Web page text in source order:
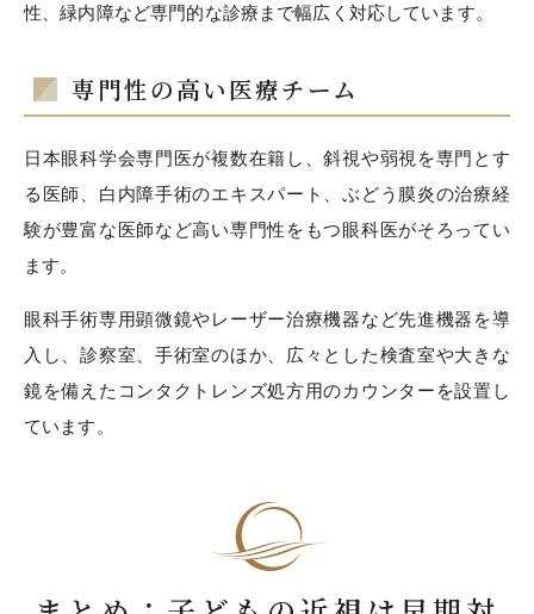
性、緑内障など専門的な診療まで幅広く対応しています。
専門性の高い医療チーム
日本眼科学会専門医が複数在籍し、斜視や弱視を専門とす
る医師、白内障手術のエキスパート、ぶどう膜炎の治療経
験が豊富な医師など高い専門性をもつ眼科医がそろってい
ます。
眼科手術専用顕微鏡やレーザー治療機器など先進機器を導
入し、診察室、手術室のほか、広々とした検査室や大きな
鏡を備えたコンタクトレンズ処方用のカウンターを設置し
ています。